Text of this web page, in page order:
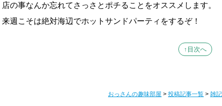
店の事なんか忘れてさっさとポチることをオススメします。
来週こそは絶対海辺でホットサンドパーティをするぞ！
↑目次へ
おっさんの趣味部屋 > 投稿記事一覧 > 雑記